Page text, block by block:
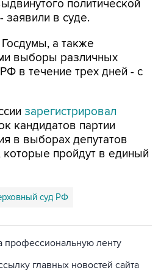
а также
в течение трех дней - с
в выборах депутатов
пройдут в единый
суд РФ
главных новостей сайта
новости в официальном